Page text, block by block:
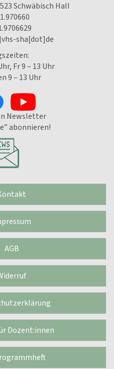
Schwäbisch Hall
sha[dot]de
Fr 9 – 13 Uhr
9 – 13 Uhr
Newsletter
abonnieren!
AGB
Dozent:innen